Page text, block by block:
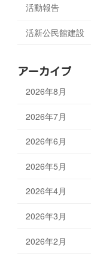
活動報告
活新公民館建設
アーカイブ
2026年8月
2026年7月
2026年6月
2026年5月
2026年4月
2026年3月
2026年2月